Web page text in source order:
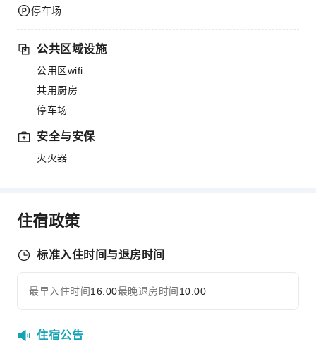
停车场
公共区域设施
公用区wifi
共用厨房
停车场
安全与安保
灭火器
住宿政策
标准入住时间与退房时间
最早入住时间16:00最晚退房时间 10:00
住宿公告